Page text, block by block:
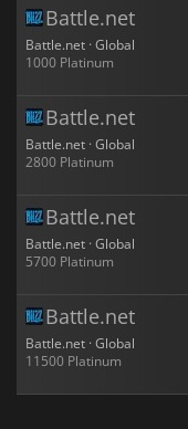
Battle.net
Battle.net · Global
1000 Platinum
Battle.net
Battle.net · Global
2800 Platinum
Battle.net
Battle.net · Global
5700 Platinum
Battle.net
Battle.net · Global
11500 Platinum